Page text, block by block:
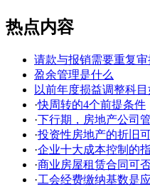
热点内容
请款与报销需要重复
盈余管理是什么
以前年度损益调整科
·快周转的4个前提条件
·下行期，房地产公司
·投资性房地产的折旧
·企业十大成本控制的
·商业房屋租赁合同可
·工会经费缴纳基数是